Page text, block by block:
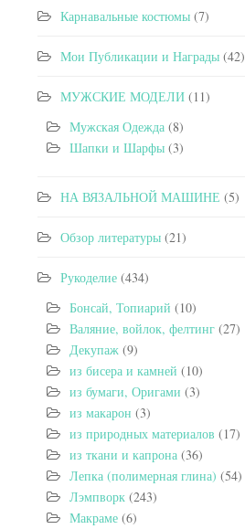
Карнавальные костюмы (7)
Мои Публикации и Награды (42)
МУЖСКИЕ МОДЕЛИ (11)
Мужская Одежда (8)
Шапки и Шарфы (3)
НА ВЯЗАЛЬНОЙ МАШИНЕ (5)
Обзор литературы (21)
Рукоделие (434)
Бонсай, Топиарий (10)
Валяние, войлок, фелтинг (27)
Декупаж (9)
из бисера и камней (10)
из бумаги, Оригами (3)
из макарон (3)
из природных материалов (17)
из ткани и капрона (36)
Лепка (полимерная глина) (54)
Лэмпворк (243)
Макраме (6)